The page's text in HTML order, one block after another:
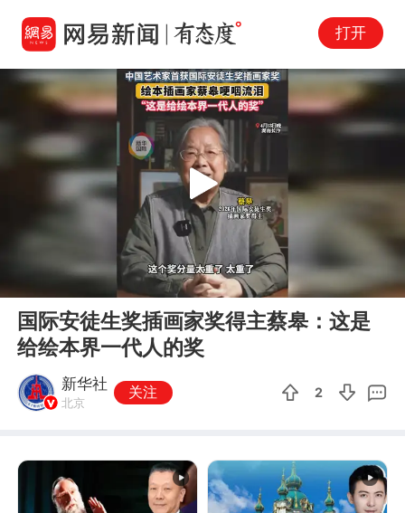
打开
Play
国际安徒生奖插画家奖得主蔡皋：这是
给绘本界一代人的奖
新华社
北京
关注 2